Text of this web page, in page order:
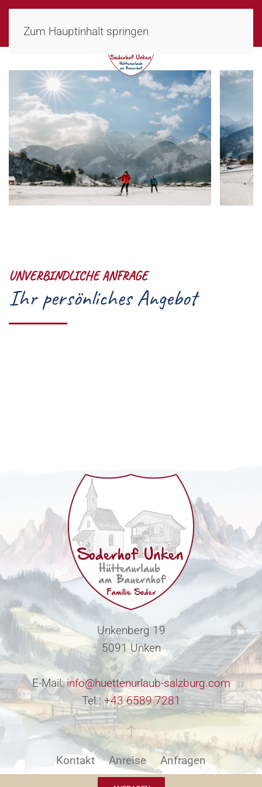
Zum Hauptinhalt springen
UNVERBINDLICHE ANFRAGE
Ihr persönliches Angebot
Unkenberg 19
5091 Unken
E-Mail:info@huettenurlaub-salzburg.com
Tel.: +43 6589 7281
Kontakt Anreise Anfragen